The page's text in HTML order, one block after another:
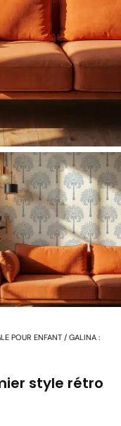
POUR ENFANT / GALINA :
style rétro